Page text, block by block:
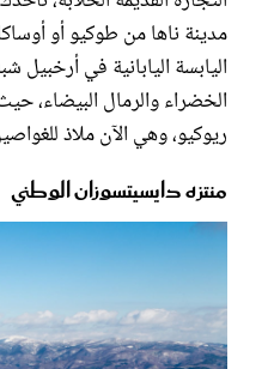
مدينة ناها من طوكيو أو
اليابسة اليابانية في
الخضراء والرمال البيضاء،
ريوكيو، وهي الآن ملاذ
منتزه دايسيتسوزان الوطني